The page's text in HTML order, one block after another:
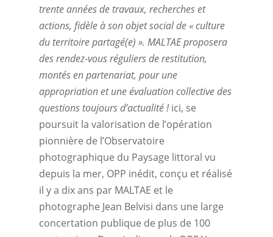
trente années de travaux, recherches et
actions, fidèle à son objet social de « culture
du territoire partagé(e) ». MALTAE proposera
des rendez-vous réguliers de restitution,
montés en partenariat, pour une
appropriation et une évaluation collective des
questions toujours d’actualité !ici, se
poursuit la valorisation de l’opération
pionnière de l’Observatoire
photographique du Paysage littoral vu
depuis la mer, OPP inédit, conçu et réalisé
il y a dix ans par MALTAE et le
photographe Jean Belvisi dans une large
concertation publique de plus de 100